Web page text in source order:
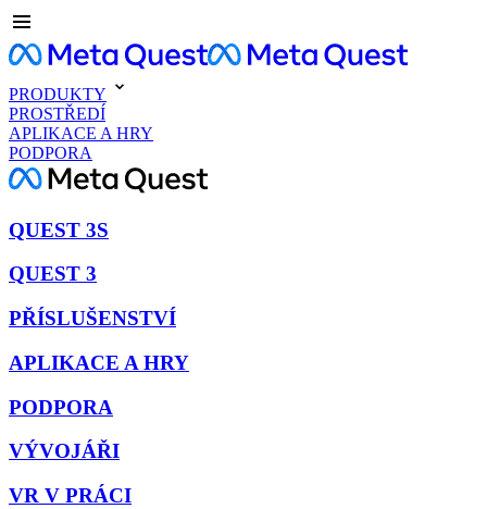
PRODUKTY
PROSTŘEDÍ
APLIKACE A HRY
PODPORA
QUEST 3S
QUEST 3
PŘÍSLUŠENSTVÍ
APLIKACE A HRY
PODPORA
VÝVOJÁŘI
VR V PRÁCI